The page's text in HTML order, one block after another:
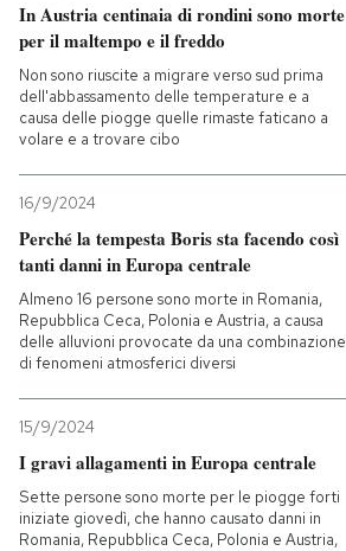
In Austria centinaia di rondini sono morte
per il maltempo e il freddo
Non sono riuscite a migrare verso sud prima
dell'abbassamento delle temperature e a
causa delle piogge quelle rimaste faticano a
volare e a trovare cibo
16/9/2024
Perché la tempesta Boris sta facendo così
tanti danni in Europa centrale
Almeno 16 persone sono morte in Romania,
Repubblica Ceca, Polonia e Austria, a causa
delle alluvioni provocate da una combinazione
di fenomeni atmosferici diversi
15/9/2024
I gravi allagamenti in Europa centrale
Sette persone sono morte per le piogge forti
iniziate giovedì, che hanno causato danni in
Romania, Repubblica Ceca, Polonia e Austria,